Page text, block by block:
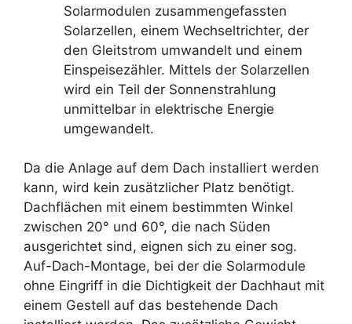
Solarmodulen zusammengefassten
Solarzellen, einem Wechseltrichter, der
den Gleitstrom umwandelt und einem
Einspeisezähler. Mittels der Solarzellen
wird ein Teil der Sonnenstrahlung
unmittelbar in elektrische Energie
umgewandelt.
Da die Anlage auf dem Dach installiert werden
kann, wird kein zusätzlicher Platz benötigt.
Dachflächen mit einem bestimmten Winkel
zwischen 20° und 60°, die nach Süden
ausgerichtet sind, eignen sich zu einer sog.
Auf-Dach-Montage, bei der die Solarmodule
ohne Eingriff in die Dichtigkeit der Dachhaut mit
einem Gestell auf das bestehende Dach